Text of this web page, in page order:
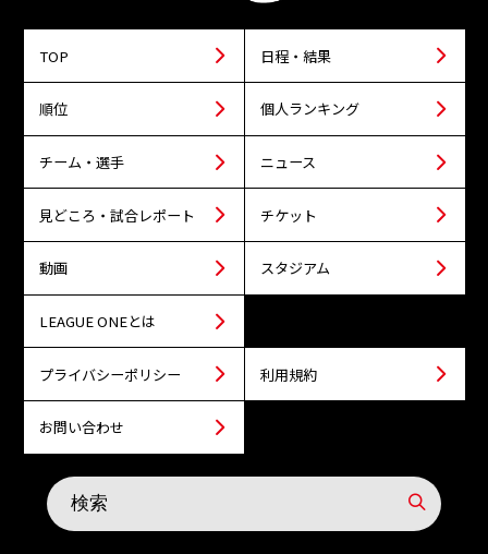
TOP 日程・結果
順位 個人ランキング
チーム・選手 ニュース
見どころ・試合レポート チケット
動画 スタジアム
LEAGUE ONEとは
プライバシーポリシー 利用規約
お問い合わせ